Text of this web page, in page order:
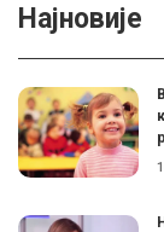
Најновије